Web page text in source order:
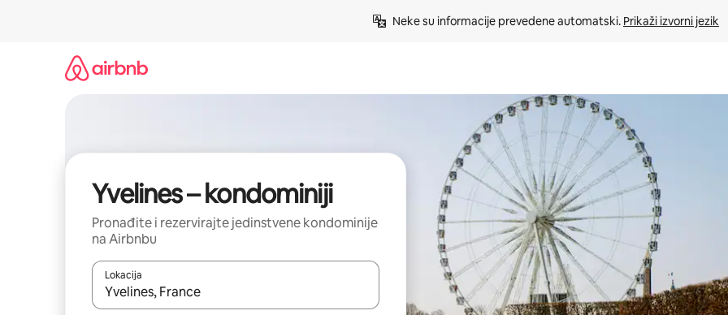
Neke su informacije prevedene automatski. Prikaži izvorni jezik
Yvelines – kondominiji
Pronađite i rezervirajte jedinstvene kondominije
na Airbnbu
Lokacija
Kada budu dostupni rezultati, moći ćete ih pregledati koristeći se strelicama prema gore i prema dolje, kao i dodirom ili